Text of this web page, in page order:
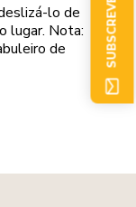
lo de
lugar. Nota:
de